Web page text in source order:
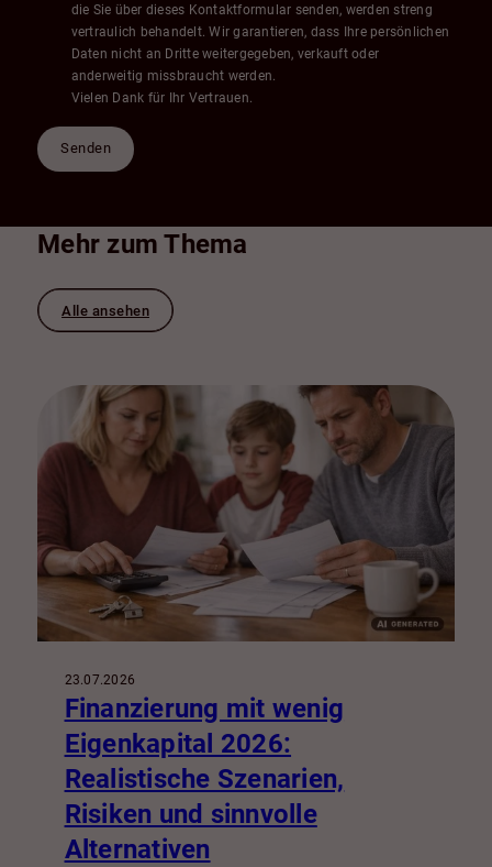
die Sie über dieses Kontaktformular senden, werden streng
vertraulich behandelt. Wir garantieren, dass Ihre persönlichen
Daten nicht an Dritte weitergegeben, verkauft oder
anderweitig missbraucht werden.
Vielen Dank für Ihr Vertrauen.
Senden
Mehr zum Thema
Alle ansehen
23.07.2026
Finanzierung mit wenig
Eigenkapital 2026:
Realistische Szenarien,
Risiken und sinnvolle
Alternativen